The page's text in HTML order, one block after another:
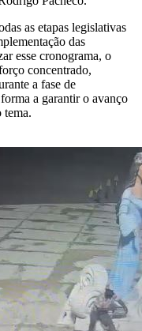
as etapas legislativas
das
esse cronograma, o
concentrado,
a fase de
a garantir o avanço
tema.